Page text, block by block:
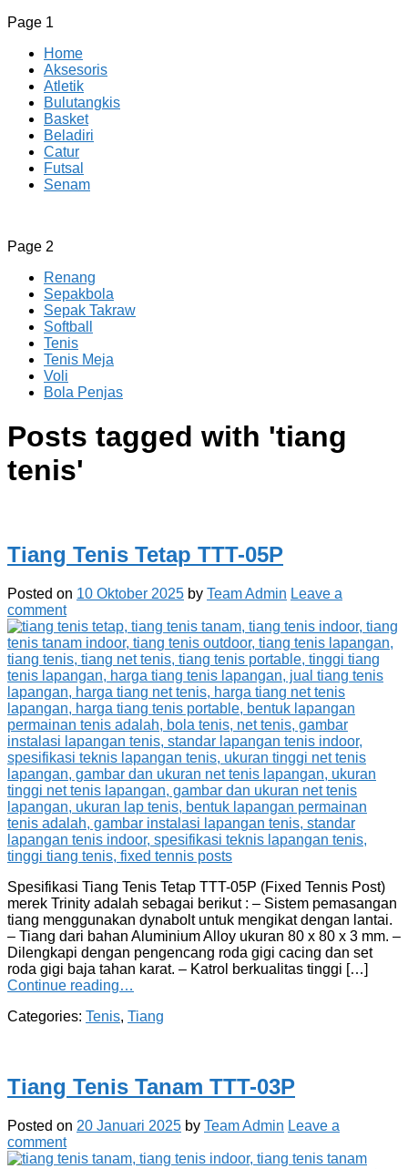
Page 1
Home
Aksesoris
Atletik
Bulutangkis
Basket
Beladiri
Catur
Futsal
Senam
CV JAYA BERSAMA Co Id
Menyediakan Semua Perlengkapan Olahraga Yang
Page 2
Renang
Sepakbola
Sepak Takraw
Softball
Tenis
Tenis Meja
Voli
Bola Penjas
Posts tagged with 'tiang
tenis'
Tiang Tenis Tetap TTT-05P
Posted on 10 Oktober 2025 by Team Admin Leave a
comment
Spesifikasi Tiang Tenis Tetap TTT-05P (Fixed Tennis Post)
merek Trinity adalah sebagai berikut : – Sistem pemasangan
tiang menggunakan dynabolt untuk mengikat dengan lantai.
– Tiang dari bahan Aluminium Alloy ukuran 80 x 80 x 3 mm. –
Dilengkapi dengan pengencang roda gigi cacing dan set
roda gigi baja tahan karat. – Katrol berkualitas tinggi […]
Continue reading…
Categories: Tenis, Tiang
Tiang Tenis Tanam TTT-03P
Posted on 20 Januari 2025 by Team Admin Leave a
comment